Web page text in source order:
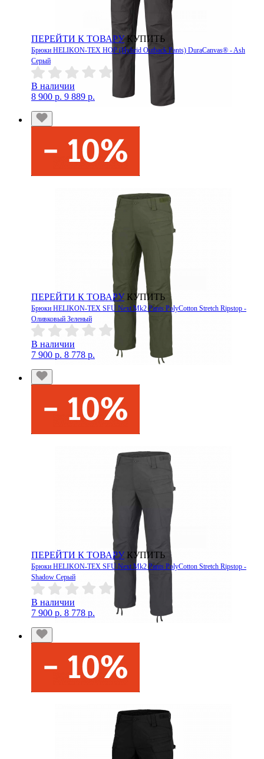
ПЕРЕЙТИ К ТОВАРУ КУПИТЬ
Брюки HELIKON-TEX HOP (Hybrid Outback Pants) DuraCanvas® - Ash
Серый
В наличии
8 900 р. 9 889 р.
ПЕРЕЙТИ К ТОВАРУ КУПИТЬ
Брюки HELIKON-TEX SFU Next Mk2 Pants PolyCotton Stretch Ripstop -
Оливковый Зеленый
В наличии
7 900 р. 8 778 р.
ПЕРЕЙТИ К ТОВАРУ КУПИТЬ
Брюки HELIKON-TEX SFU Next Mk2 Pants PolyCotton Stretch Ripstop -
Shadow Серый
В наличии
7 900 р. 8 778 р.